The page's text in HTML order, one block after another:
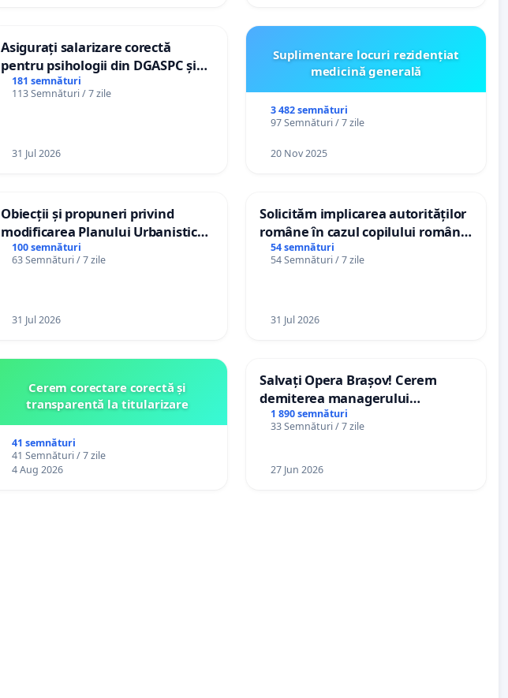
Asigurați salarizare corectă
pentru psihologii din DGASPC și
spitale
181 semnături
113 Semnături / 7 zile
31 Jul 2026
Suplimentare locuri rezidențiat
medicină generală
3 482 semnături
97 Semnături / 7 zile
20 Nov 2025
Obiecții și propuneri privind
modificarea Planului Urbanistic
General al orașului Ialoveni
100 semnături
63 Semnături / 7 zile
31 Jul 2026
Solicităm implicarea autorităților
române în cazul copilului român
Wiliam Kristian Gheorghe, aflat în
plasament în Danemarca de 12
54 semnături
54 Semnături / 7 zile
31 Jul 2026
Cerem corectare corectă și
transparentă la titularizare
41 semnături
41 Semnături / 7 zile
4 Aug 2026
Salvați Opera Brașov! Cerem
demiterea managerului
interimar, Petrean Lucian-Marius!
1 890 semnături
33 Semnături / 7 zile
27 Jun 2026